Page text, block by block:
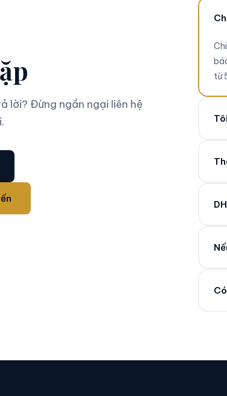
lời? Đừng ngần ngại liên hệ
từ